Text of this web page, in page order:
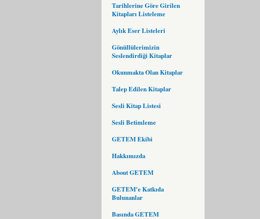
Tarihlerine Göre Girilen
Kitapları Listeleme
Aylık Eser Listeleri
Gönüllülerimizin
Seslendirdiği Kitaplar
Okunmakta Olan Kitaplar
Talep Edilen Kitaplar
Sesli Kitap Listesi
Sesli Betimleme
GETEM Ekibi
Hakkımızda
About GETEM
GETEM'e Katkıda
Bulunanlar
Basında GETEM